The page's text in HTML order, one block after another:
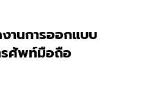
านการออกแบบ
รศัพท์มือถือ